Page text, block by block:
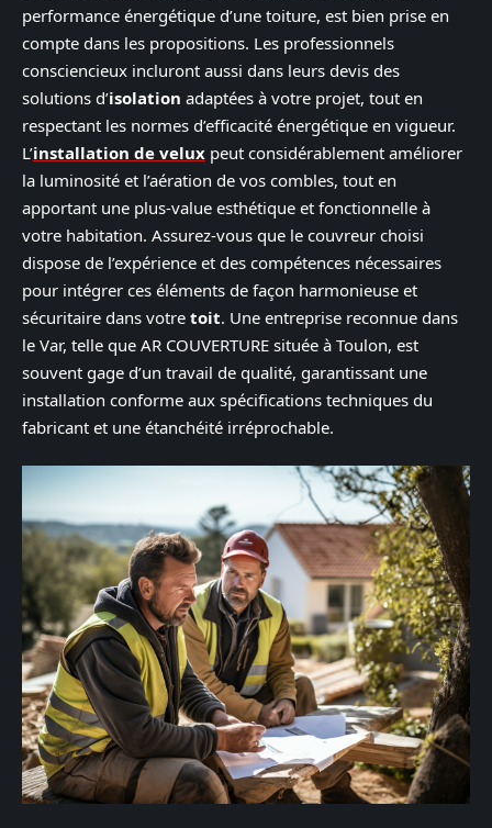
performance énergétique d’une toiture, est bien prise en
compte dans les propositions. Les professionnels
consciencieux incluront aussi dans leurs devis des
solutions d’isolation adaptées à votre projet, tout en
respectant les normes d’efficacité énergétique en vigueur.
L’installation de velux peut considérablement améliorer
la luminosité et l’aération de vos combles, tout en
apportant une plus-value esthétique et fonctionnelle à
votre habitation. Assurez-vous que le couvreur choisi
dispose de l’expérience et des compétences nécessaires
pour intégrer ces éléments de façon harmonieuse et
sécuritaire dans votre toit. Une entreprise reconnue dans
le Var, telle que AR COUVERTURE située à Toulon, est
souvent gage d’un travail de qualité, garantissant une
installation conforme aux spécifications techniques du
fabricant et une étanchéité irréprochable.